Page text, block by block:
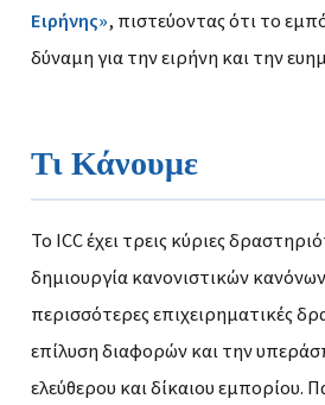
Ειρήνης», πιστεύοντας ότι το
δύναμη για την ειρήνη και την
Τι Κάνουμε
Το ICC έχει τρεις κύριες
δημιουργία κανονιστικών κανόνων
περισσότερες επιχειρηματικές
επίλυση διαφορών και την
ελεύθερου και δίκαιου εμπορίου.